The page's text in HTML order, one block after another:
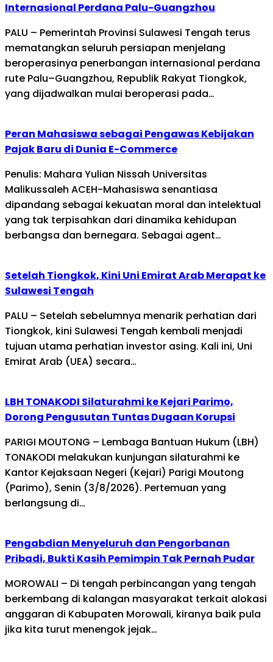
Internasional Perdana Palu-Guangzhou
PALU – Pemerintah Provinsi Sulawesi Tengah terus
mematangkan seluruh persiapan menjelang
beroperasinya penerbangan internasional perdana
rute Palu–Guangzhou, Republik Rakyat Tiongkok,
yang dijadwalkan mulai beroperasi pada…
Peran Mahasiswa sebagai Pengawas Kebijakan
Pajak Baru di Dunia E-Commerce
Penulis: Mahara Yulian Nissah Universitas
Malikussaleh ACEH-Mahasiswa senantiasa
dipandang sebagai kekuatan moral dan intelektual
yang tak terpisahkan dari dinamika kehidupan
berbangsa dan bernegara. Sebagai agent…
Setelah Tiongkok, Kini Uni Emirat Arab Merapat ke
Sulawesi Tengah
PALU – Setelah sebelumnya menarik perhatian dari
Tiongkok, kini Sulawesi Tengah kembali menjadi
tujuan utama perhatian investor asing. Kali ini, Uni
Emirat Arab (UEA) secara…
LBH TONAKODI Silaturahmi ke Kejari Parimo,
Dorong Pengusutan Tuntas Dugaan Korupsi
PARIGI MOUTONG – Lembaga Bantuan Hukum (LBH)
TONAKODI melakukan kunjungan silaturahmi ke
Kantor Kejaksaan Negeri (Kejari) Parigi Moutong
(Parimo), Senin (3/8/2026). Pertemuan yang
berlangsung di…
Pengabdian Menyeluruh dan Pengorbanan
Pribadi, Bukti Kasih Pemimpin Tak Pernah Pudar
MOROWALI – Di tengah perbincangan yang tengah
berkembang di kalangan masyarakat terkait alokasi
anggaran di Kabupaten Morowali, kiranya baik pula
jika kita turut menengok jejak…